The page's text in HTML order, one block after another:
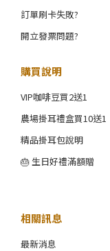
訂單刷卡失敗?
開立發票問題?
購買說明
VIP咖啡豆買2送1
農場掛耳禮盒買10送1
精品掛耳包說明
🎂 生日好禮滿額贈
相關訊息
最新消息